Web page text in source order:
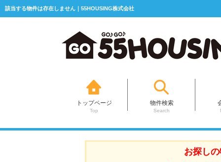
該当する物件は存在しません｜55HOUSING株式会社
トップページ
Top
物件検索
Search
お探し